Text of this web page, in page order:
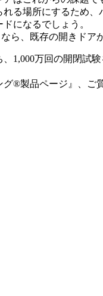
る場所にするため
になるでしょう。
ら、既存の開きドア
1,000万回の開閉試
®製品ページ』、ご